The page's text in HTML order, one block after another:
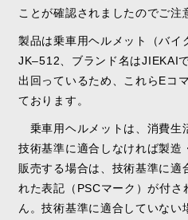
ことが確認されましたのでご注
製品は乗車用ヘルメット（バイ
JK–512 、ブランド名はJIEKAI
出回っているため、これらEコ
ております。
乗車用ヘルメットは、消費生
技術基準に適合し なければ製造
販売する場合は、技術基準に適
れた表記（ PSCマーク）が付さ
ん。技術基準に適合していない